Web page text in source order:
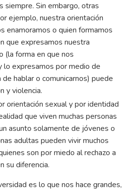
siempre. Sin embargo, otras
ejemplo, nuestra orientación
enamoramos o quien formamos
que expresamos nuestra
(la forma en que nos
lo expresamos por medio de
hablar o comunicarnos) puede
y violencia.
orientación sexual y por identidad
que viven muchas personas
asunto solamente de jóvenes o
adultas pueden vivir muchos
son por miedo al rechazo a
su diferencia.
es lo que nos hace grandes,